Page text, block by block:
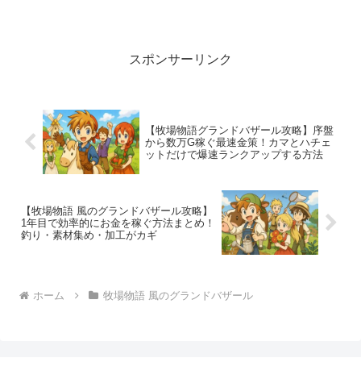
スポンサーリンク
【牧場物語グランドバザール攻略】序盤
から数万G稼ぐ最速金策！カマとハチェ
ットだけで爆速ランクアップする方法
【牧場物語 風のグランドバザール攻略】
1年目で効率的にお金を稼ぐ方法まとめ！
釣り・素材集め・加工がカギ
ホーム 牧場物語 風のグランドバザール